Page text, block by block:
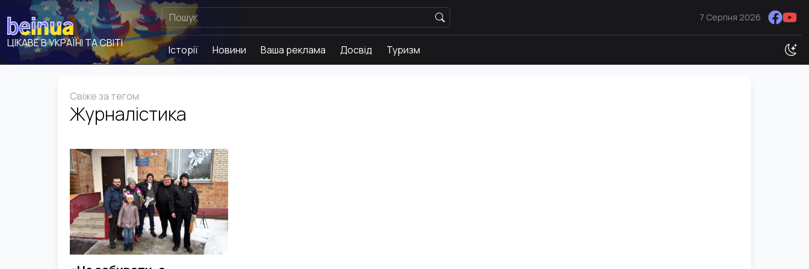
ЦІКАВЕ В УКРАЇНІ ТА СВІТІ
7 Серпня 2026
Історії Новини Ваша реклама Досвід Туризм
Свіже за тегом
Журналістика